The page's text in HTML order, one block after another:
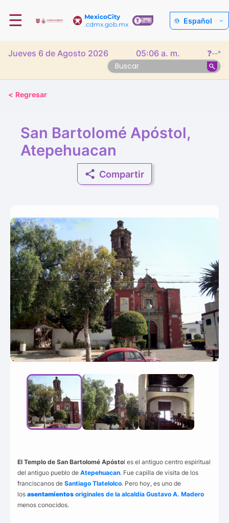
MexicoCity
.cdmx.gob.mx
☰ Español
Jueves 6 de Agosto 2026 05:06 a. m. ❓--°
< Regresar
San Bartolomé Apóstol,
Atepehuacan
Compartir
El Templo de San Bartolomé Apóstol es el antiguo centro espiritual
del antiguo pueblo de Atepehuacan. Fue capilla de visita de los
franciscanos de Santiago Tlatelolco. Pero hoy, es uno de
los asentamientos originales de la alcaldía Gustavo A. Madero
menos conocidos.